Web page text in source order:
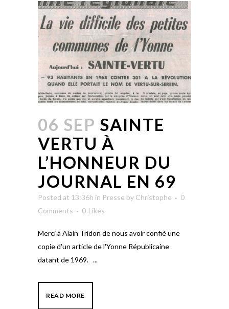
06 SEP SAINTE
VERTU À
L’HONNEUR DU
JOURNAL EN 69
Posted at 13:36h in Presse by Christophe
0
Comments
0 Likes
Merci à Alain Tridon de nous avoir confié une
copie d'un article de l'Yonne Républicaine
datant de 1969. ...
READ MORE